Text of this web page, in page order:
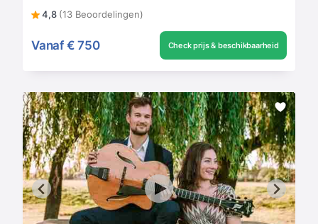
4,8 (13 Beoordelingen)
Vanaf € 750 Check prijs & beschikbaarheid